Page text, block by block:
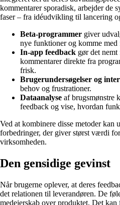
kommentarer sporadisk, arbejder de
faser – fra idéudvikling til lancering
Beta-programmer giver
nye funktioner og komme
In-app feedback gør det nemt
kommentarer direkte fra
frisk.
Brugerundersøgelser og
behov og frustrationer.
Dataanalyse af brugsmønstre
feedback og vise, hvordan
Ved at kombinere disse metoder kan
forbedringer, der giver størst værdi
virksomheden.
Den gensidige gevinst
Når brugerne oplever, at deres
det relationen til leverandøren. De
medejerskab over produktet. Det